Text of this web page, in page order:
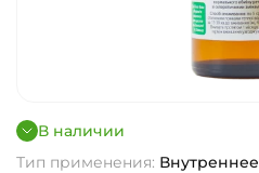
В наличии
Тип применения: Внутреннее